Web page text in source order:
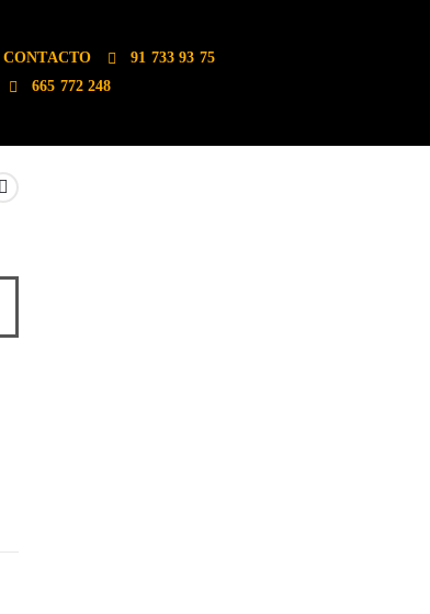
CONTACTO
91 733 93 75
665 772 248